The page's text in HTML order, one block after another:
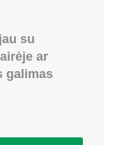
su
ar
galimas